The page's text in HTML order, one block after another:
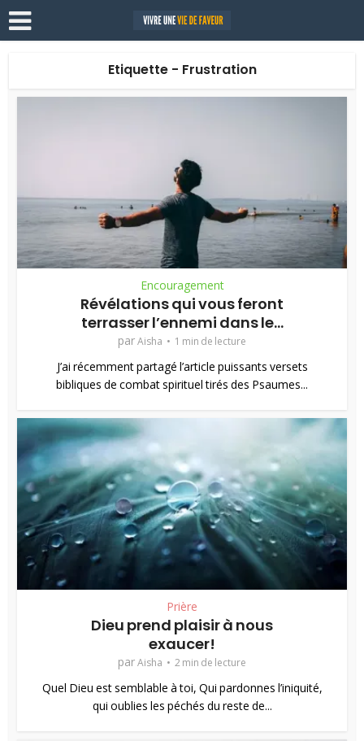
Etiquette - Frustration
Encouragement
Révélations qui vous feront
terrasser l’ennemi dans le...
parAisha 1 min de lecture
J’ai récemment partagé l’article puissants versets
bibliques de combat spirituel tirés des Psaumes...
Prière
Dieu prend plaisir à nous
exaucer!
parAisha 2 min de lecture
Quel Dieu est semblable à toi, Qui pardonnes l’iniquité,
qui oublies les péchés du reste de...